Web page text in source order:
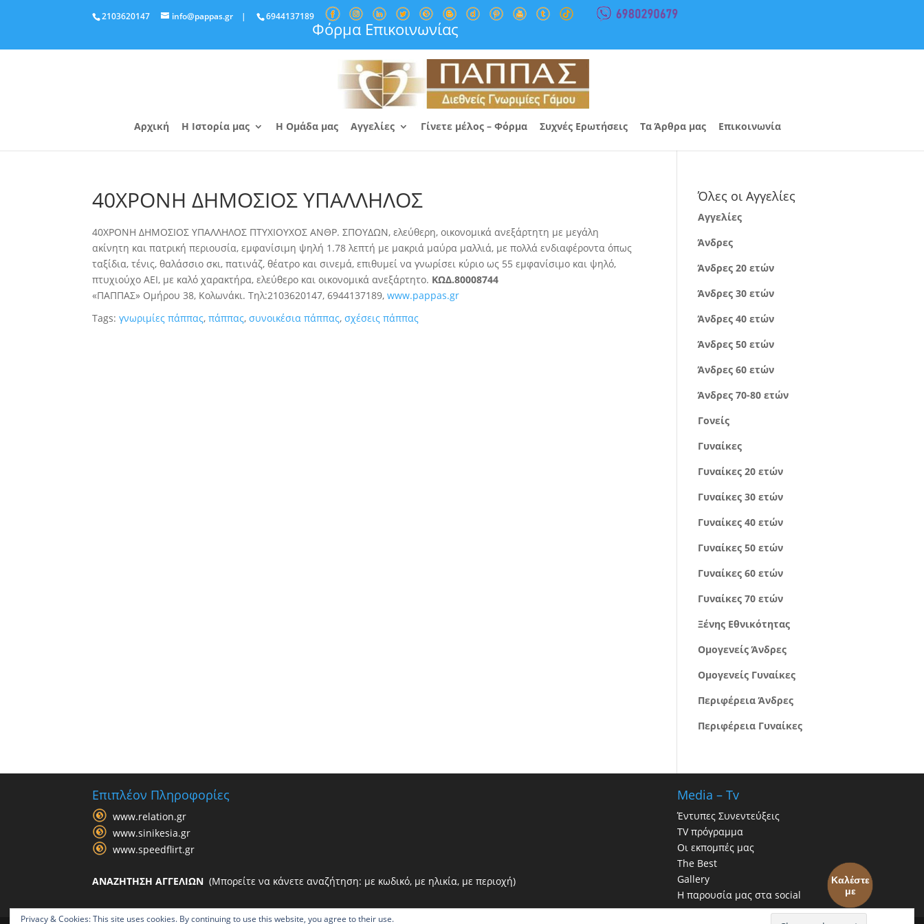
2103620147 info@pappas.gr | 6944137189
Φόρμα Επικοινωνίας
Αρχική Η Ιστορία μας Η Ομάδα μας Αγγελίες Γίνετε μέλος – Φόρμα Συχνές Ερωτήσεις Τα Άρθρα μας Επικοινωνία
40ΧΡΟΝΗ ΔΗΜΟΣΙΟΣ ΥΠΑΛΛΗΛΟΣ
40ΧΡΟΝΗ ΔΗΜΟΣΙΟΣ ΥΠΑΛΛΗΛΟΣ ΠΤΥΧΙΟΥΧΟΣ ΑΝΘΡ. ΣΠΟΥΔΩΝ, ελεύθερη, οικονομικά ανεξάρτητη με μεγάλη
ακίνητη και πατρική περιουσία, εμφανίσιμη ψηλή 1.78 λεπτή με μακριά μαύρα μαλλιά, με πολλά ενδιαφέροντα όπως
ταξίδια, τένις, θαλάσσιο σκι, πατινάζ, θέατρο και σινεμά, επιθυμεί να γνωρίσει κύριο ως 55 εμφανίσιμο και ψηλό,
πτυχιούχο ΑΕΙ, με καλό χαρακτήρα, ελεύθερο και οικονομικά ανεξάρτητο. ΚΩΔ.80008744
«ΠΑΠΠΑΣ» Ομήρου 38, Κολωνάκι. Τηλ:2103620147, 6944137189,www.pappas.gr
Tags:γνωριμίες πάππας,πάππας,συνοικέσια πάππας,σχέσεις πάππας
Όλες οι Αγγελίες
Αγγελίες
Άνδρες
Άνδρες 20 ετών
Άνδρες 30 ετών
Άνδρες 40 ετών
Άνδρες 50 ετών
Άνδρες 60 ετών
Άνδρες 70-80 ετών
Γονείς
Γυναίκες
Γυναίκες 20 ετών
Γυναίκες 30 ετών
Γυναίκες 40 ετών
Γυναίκες 50 ετών
Γυναίκες 60 ετών
Γυναίκες 70 ετών
Ξένης Εθνικότητας
Ομογενείς Άνδρες
Ομογενείς Γυναίκες
Περιφέρεια Άνδρες
Περιφέρεια Γυναίκες
Επιπλέον Πληροφορίες
www.relation.gr
www.sinikesia.gr
www.speedflirt.gr
ΑΝΑΖΗΤΗΣΗ ΑΓΓΕΛΙΩΝ (Μπορείτε να κάνετε αναζήτηση: με κωδικό, με ηλικία, με περιοχή)
Media – Tv
Έντυπες Συνεντεύξεις
TV πρόγραμμα
Οι εκπομπές μας
The Best
Gallery
Η παρουσία μας στα social
Καλέστε
με
Privacy & Cookies: This site uses cookies. By continuing to use this website, you agree to their use.